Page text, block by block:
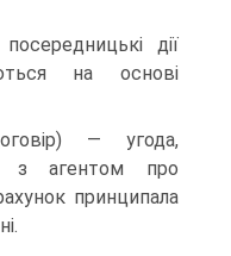
дії
на основі
— угода,
з агентом про
принципала